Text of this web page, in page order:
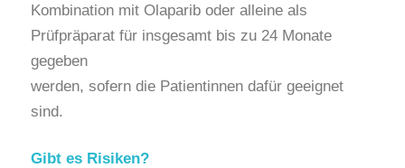
Kombination mit Olaparib oder alleine als
Prüfpräparat für insgesamt bis zu 24 Monate
gegeben
werden, sofern die Patientinnen dafür geeignet
sind.
Gibt es Risiken?